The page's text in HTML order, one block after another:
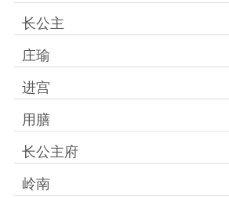
长公主
庄瑜
进宫
用膳
长公主府
岭南